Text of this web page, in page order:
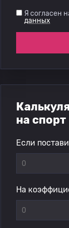
Я согласен
данных
на спорт
Если
На